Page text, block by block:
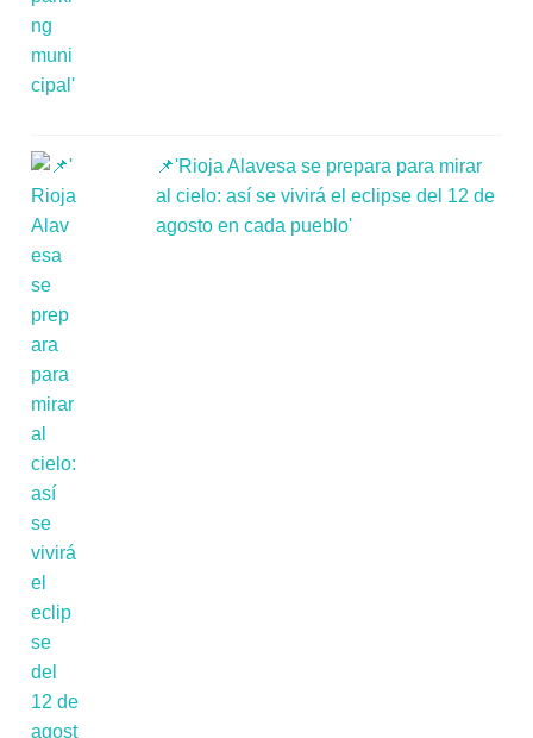
📌'Rioja Alavesa se prepara para mirar
al cielo: así se vivirá el eclipse del 12 de
agosto en cada pueblo'